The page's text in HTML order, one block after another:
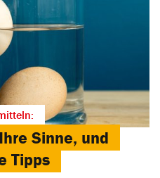
Sinne, und
Tipps